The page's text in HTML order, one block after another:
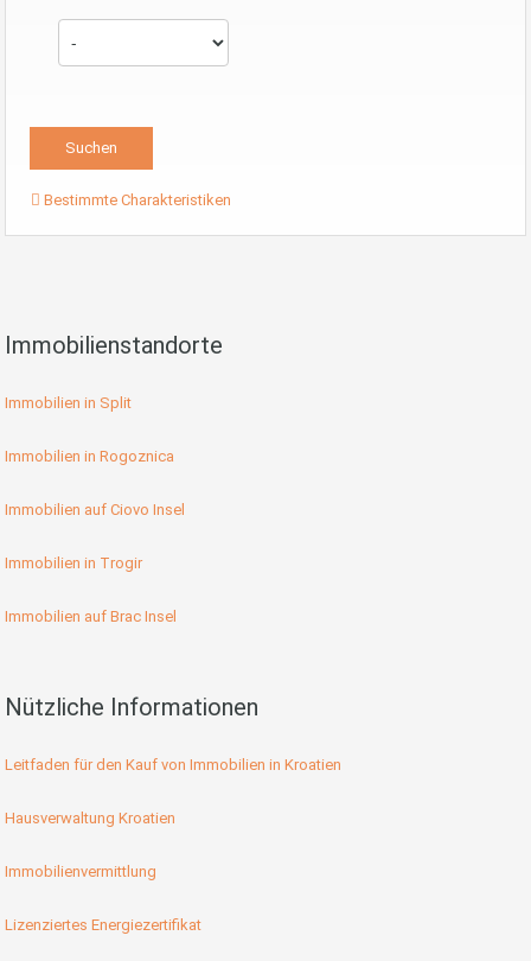
Bestimmte Charakteristiken
Immobilienstandorte
Immobilien in Split
Immobilien in Rogoznica
Immobilien auf Ciovo Insel
Immobilien in Trogir
Immobilien auf Brac Insel
Nützliche Informationen
Leitfaden für den Kauf von Immobilien in Kroatien
Hausverwaltung Kroatien
Immobilienvermittlung
Lizenziertes Energiezertifikat